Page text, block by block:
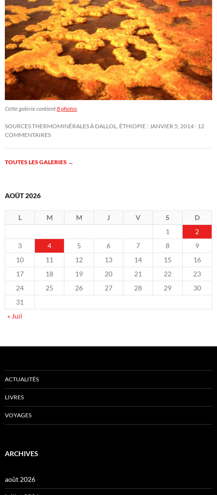
Cette galerie contient8 photos
SOURCES THERMOMINÉRALES À DALLOL, ÉTHIOPIE JANVIER 5, 2014 12
COMMENTAIRES
TOUTES LES GALERIES →
AOÛT 2026
L M M J V S
D
1
2
3
4 5 6 7 8
9
10
11 12 13 14 15
16
17
18 19 20 21 22
23
24
25 26 27 28 29
30
31
« Juil
ACTUALITÉS
LIVRES
VOYAGES
ARCHIVES
août 2026